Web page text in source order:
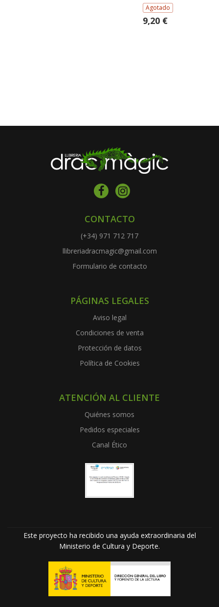
Agotado
9,20 €
CONTACTO
(+34) 971 712 717
llibreriadracmagic@gmail.com
Formulario de contacto
PÁGINAS LEGALES
Aviso legal
Condiciones de venta
Protección de datos
Política de Cookies
ATENCIÓN AL CLIENTE
Quiénes somos
Pedidos especiales
Canal Ético
Este proyecto ha recibido una ayuda extraordinaria del
Ministerio de Cultura y Deporte.